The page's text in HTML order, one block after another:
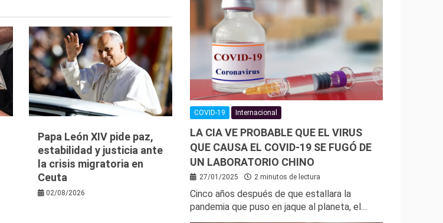
Papa León XIV pide paz,
estabilidad y justicia ante
la crisis migratoria en
Ceuta
02/08/2026
COVID-19 Internacional
LA CIA VE PROBABLE QUE EL VIRUS
QUE CAUSA EL COVID-19 SE FUGÓ DE
UN LABORATORIO CHINO
27/01/2025 2 minutos de lectura
Cinco años después de que estallara la
pandemia que puso en jaque al planeta, el…